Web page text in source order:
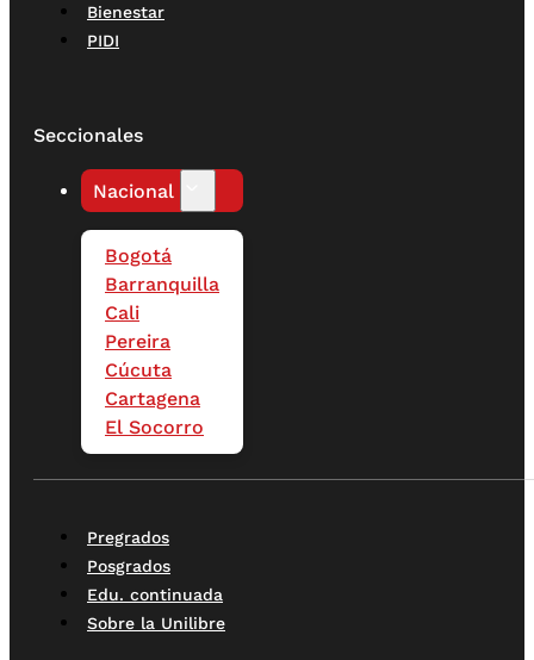
Bienestar
PIDI
Seccionales
Nacional
Bogotá
Barranquilla
Cali
Pereira
Cúcuta
Cartagena
El Socorro
Pregrados
Posgrados
Edu. continuada
Sobre la Unilibre